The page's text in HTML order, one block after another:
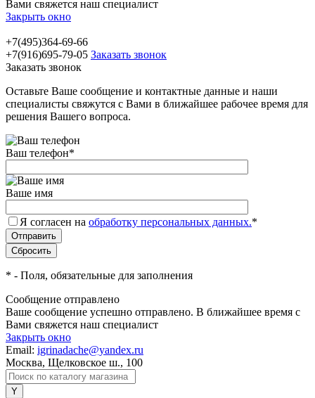
Вами свяжется наш специалист
Закрыть окно
+7(495)364-69-66
+7(916)695-79-05 Заказать звонок
Заказать звонок
Оставьте Ваше сообщение и контактные данные и наши
специалисты свяжутся с Вами в ближайшее рабочее время для
решения Вашего вопроса.
Ваш телефон*
Ваше имя
Я согласен на обработку персональных данных.*
* - Поля, обязательные для заполнения
Сообщение отправлено
Ваше сообщение успешно отправлено. В ближайшее время с
Вами свяжется наш специалист
Закрыть окно
Email: igrinadache@yandex.ru
Москва, Щелковское ш., 100